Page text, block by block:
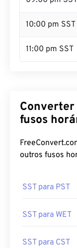
10:00 pm SST
11:00 pm SST
Converter
fusos
outros fusos
SST para PST
SST para WET
SST para CST